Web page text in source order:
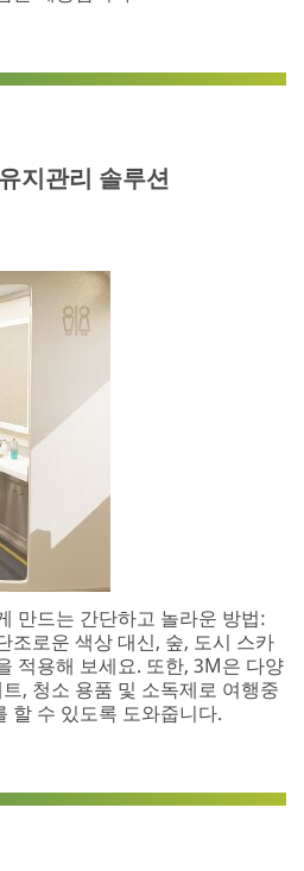
지관리 솔루션
만드는 간단하고 놀라운 방법:
로운 색상 대신, 숲, 도시 스카
적용해 보세요. 또한, 3M은 다양
, 청소 용품 및 소독제로 여행중
할 수 있도록 도와줍니다.